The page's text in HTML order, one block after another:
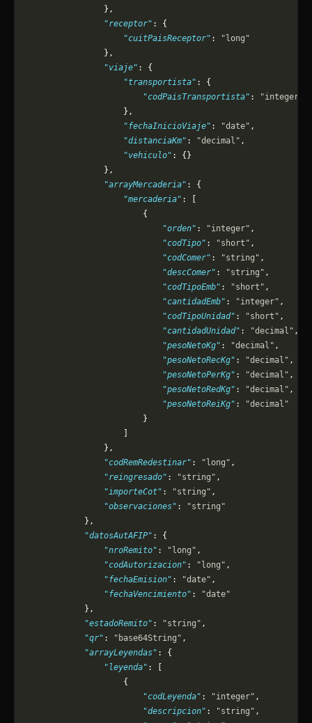
                },
                "receptor"
: {
                    "cuitPaisReceptor"
:
"long"
                },
                "viaje"
: {
                    "transportista"
: {
                        "codPaisTransportista"
:
"integer"
                    },
                    "fechaInicioViaje"
: "date" ,
                    "distanciaKm"
: "decimal" ,
                    "vehiculo"
: {}
                },
                "arrayMercaderia"
: {
                    "mercaderia"
: [
                        {
                            "orden"
: "integer" ,
                            "codTipo"
: "short" ,
                            "codComer"
: "string" ,
                            "descComer"
: "string" ,
                            "codTipoEmb"
: "short" ,
                            "cantidadEmb"
: "integer" ,
                            "codTipoUnidad"
: "short" ,
                            "cantidadUnidad"
: "decimal" ,
                            "pesoNetoKg"
: "decimal" ,
                            "pesoNetoRecKg"
: "decimal" ,
                            "pesoNetoPerKg"
: "decimal" ,
                            "pesoNetoRedKg"
: "decimal" ,
                            "pesoNetoReiKg"
:
"decimal"
                        }
                },
                "codRemRedestinar"
: "long" ,
                "reingresado"
: "string" ,
                "importeCot"
: "string" ,
                "observaciones"
:
"string"
            },
            "datosAutAFIP"
: {
                "nroRemito"
: "long" ,
                "codAutorizacion"
: "long" ,
                "fechaEmision"
: "date" ,
                "fechaVencimiento"
:
"date"
            },
            "estadoRemito"
: "string" ,
            "qr"
: "base64String" ,
            "arrayLeyendas"
: {
                "leyenda"
: [
                    {
                        "codLeyenda"
: "integer" ,
                        "descripcion"
: "string" ,